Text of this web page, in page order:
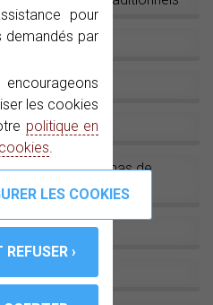
pour
demandés par
les cookies
politique en
4G”)
avec les schémas de
(BEACON)
de terre